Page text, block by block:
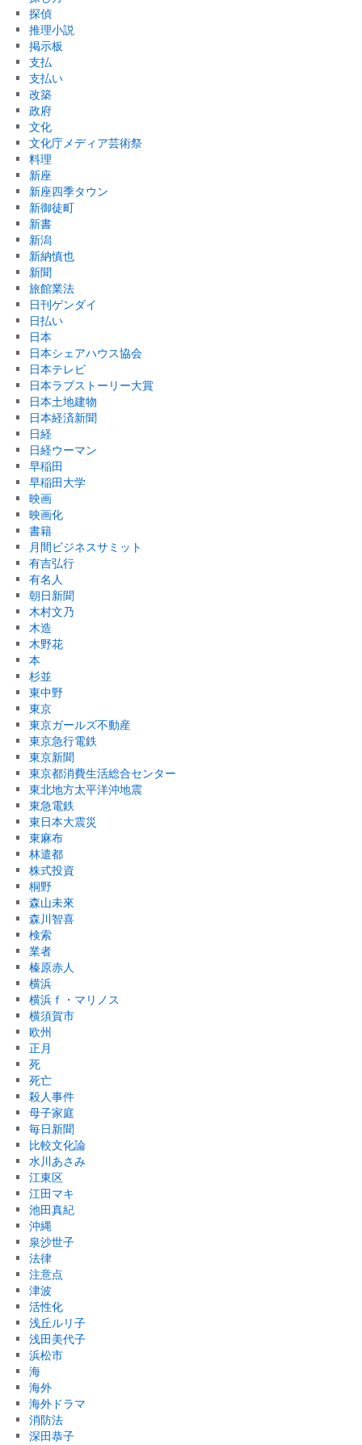
探偵
推理小説
掲示板
支払
支払い
改築
政府
文化
文化庁メディア芸術祭
料理
新座
新座四季タウン
新御徒町
新書
新潟
新納慎也
新聞
旅館業法
日刊ゲンダイ
日払い
日本
日本シェアハウス協会
日本テレビ
日本ラブストーリー大賞
日本土地建物
日本経済新聞
日経
日経ウーマン
早稲田
早稲田大学
映画
映画化
書籍
月間ビジネスサミット
有吉弘行
有名人
朝日新聞
木村文乃
木造
木野花
本
杉並
東中野
東京
東京ガールズ不動産
東京急行電鉄
東京新聞
東京都消費生活総合センター
東北地方太平洋沖地震
東急電鉄
東日本大震災
東麻布
林遣都
株式投資
桐野
森山未來
森川智喜
検索
業者
榛原赤人
横浜
横浜ｆ・マリノス
横須賀市
欧州
正月
死
死亡
殺人事件
母子家庭
毎日新聞
比較文化論
水川あさみ
江東区
江田マキ
池田真紀
沖縄
泉沙世子
法律
注意点
津波
活性化
浅丘ルリ子
浅田美代子
浜松市
海
海外
海外ドラマ
消防法
深田恭子